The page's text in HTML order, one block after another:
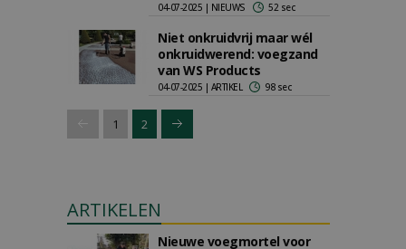
04-07-2025 | NIEUWS 52 sec
Niet onkruidvrij maar wél
onkruidwerend: voegzand
van WS Products
04-07-2025 | ARTIKEL 98 sec
1 2
ARTIKELEN
Nieuwe voegmortel voor